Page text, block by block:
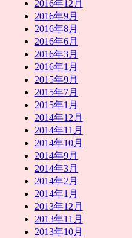
2016年12月
2016年9月
2016年8月
2016年6月
2016年3月
2016年1月
2015年9月
2015年7月
2015年1月
2014年12月
2014年11月
2014年10月
2014年9月
2014年3月
2014年2月
2014年1月
2013年12月
2013年11月
2013年10月